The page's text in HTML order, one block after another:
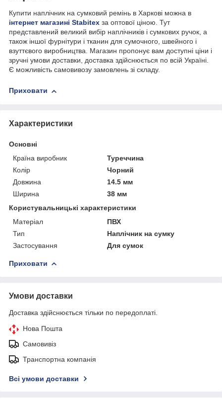
Купити наплічник на сумковий ремінь в Харкові можна в
інтернет магазині Stabitex за оптової ціною. Тут
представлений великий вибір наплічників і сумкових ручок, а
також іншої фурнітури і тканин для сумочного, швейного і
взуттєвого виробництва. Магазин пропонує вам доступні ціни і
зручні умови доставки, доставка здійснюється по всій Україні.
Є можливість самовивозу замовлень зі складу.
Приховати
Характеристики
Основні
Країна виробник
Туреччина
Колір
Чорний
Довжина
14.5 мм
Ширина
38 мм
Користувальницькі характеристики
Матеріал
ПВХ
Тип
Наплічник на сумку
Застосування
Для сумок
Приховати
Умови доставки
Доставка здійснюється тільки по передоплаті.
Нова Пошта
Самовивіз
Транспортна компанія
Всі умови доставки